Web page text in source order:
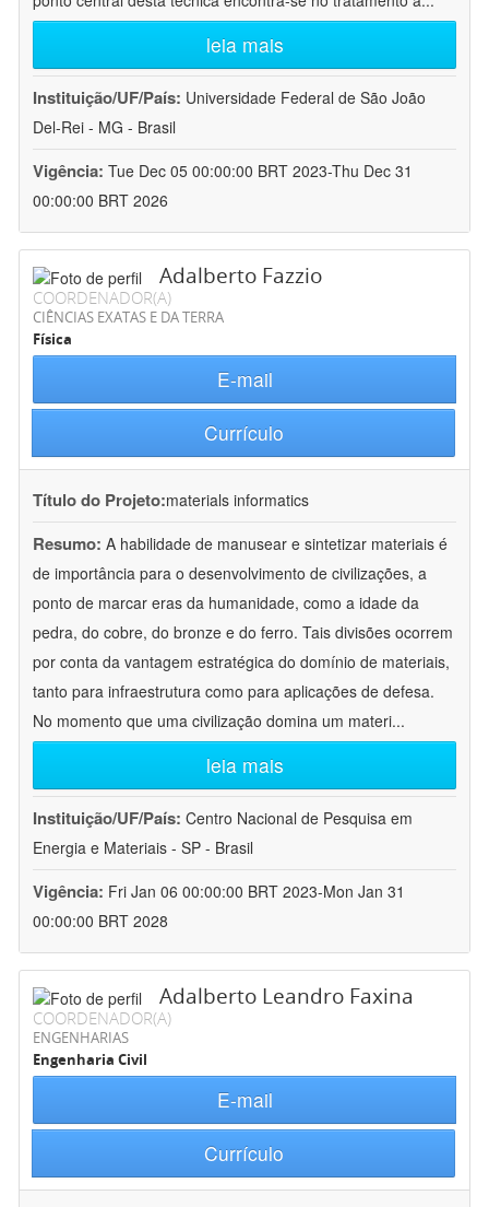
leia mais
Instituição/UF/País: Universidade Federal de São João
Del-Rei - MG - Brasil
Vigência: Tue Dec 05 00:00:00 BRT 2023-Thu Dec 31
00:00:00 BRT 2026
Adalberto Fazzio
COORDENADOR(A)
CIÊNCIAS EXATAS E DA TERRA
Física
E-mail
Currículo
Título do Projeto:materials informatics
Resumo: A habilidade de manusear e sintetizar materiais é
de importância para o desenvolvimento de civilizações, a
ponto de marcar eras da humanidade, como a idade da
pedra, do cobre, do bronze e do ferro. Tais divisões ocorrem
por conta da vantagem estratégica do domínio de materiais,
tanto para infraestrutura como para aplicações de defesa.
No momento que uma civilização domina um materi...
leia mais
Instituição/UF/País: Centro Nacional de Pesquisa em
Energia e Materiais - SP - Brasil
Vigência: Fri Jan 06 00:00:00 BRT 2023-Mon Jan 31
00:00:00 BRT 2028
Adalberto Leandro Faxina
COORDENADOR(A)
ENGENHARIAS
Engenharia Civil
E-mail
Currículo